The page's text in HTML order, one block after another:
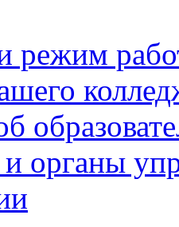
режим
органы